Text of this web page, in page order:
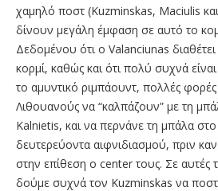
χαμηλό ποστ (Kuzminskas, Maciulis
δίνουν μεγάλη έμφαση σε αυτό το
Δεδομένου ότι ο Valanciunas
κορμί, καθώς και ότι πολύ συχνά
το αμυντικό ριμπάουντ, πολλές
Λιθουανούς να “καλπάζουν” με τη
Kalnietis, και να περνάνε τη μπάλα
δευτερεύοντα αιφνιδιασμού, πριν
στην επίθεση ο center τους. Σε αυτές
δούμε συχνά τον Kuzminskas να